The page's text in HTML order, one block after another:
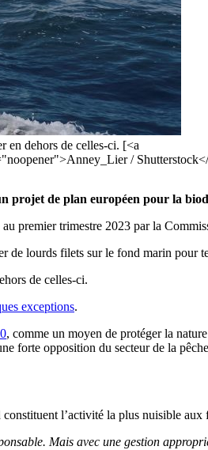
en dehors de celles-ci. [<a
/
un projet de plan européen pour la
premier trimestre 2023 par la
de lourds filets sur le fond marin pour
de celles-ci.
exceptions.
, comme un moyen de protéger la
forte opposition du secteur de la
l’activité la plus nuisible aux
Mais avec une gestion